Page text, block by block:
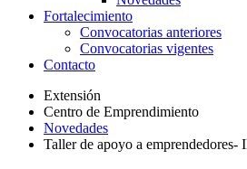
Fortalecimiento
Convocatorias anteriores
Convocatorias vigentes
Contacto
Extensión
Centro de Emprendimiento
Novedades
Taller de apoyo a